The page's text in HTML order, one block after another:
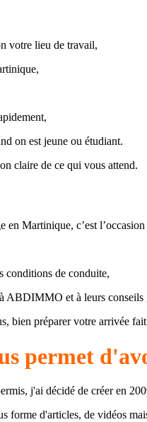
votre lieu de travail,
on est jeune ou étudiant.
claire de ce qui vous attend.
en Martinique, c’est
conditions de conduite,
ABDIMMO et à leurs conseils
bien préparer votre arrivée
permet
j'ai décidé de créer en
forme d'articles, de vidéos